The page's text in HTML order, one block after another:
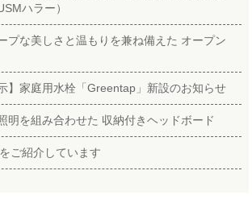
ハラー）
プな美しさと温もりを兼ね備えた オープン
】家庭用水栓「Greentap」新設のお知らせ
明を組み合わせた 収納付きヘッドボード
ご紹介しています